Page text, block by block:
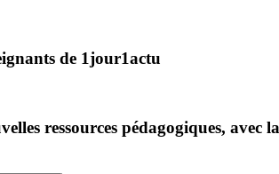
de 1jour1actu
ressources pédagogiques,